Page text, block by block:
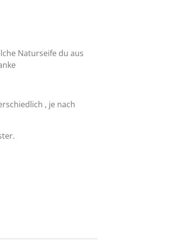
Naturseife du aus
, je nach